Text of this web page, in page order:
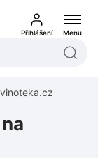
Přihlášení Menu